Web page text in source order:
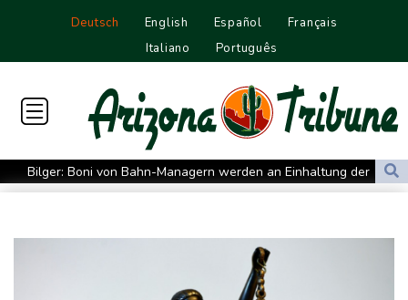
Deutsch English Español
Français
Italiano
Português
Bilger: Boni von Bahn-Managern werden an Einhaltung der
Vorgaben des Bundes geknüpft
Torlos gegen Kaiserslautern: Stotterstart von Wolfsburg
Ätna auf Sizilien ausgebrochen - Flugverkehr in Catania